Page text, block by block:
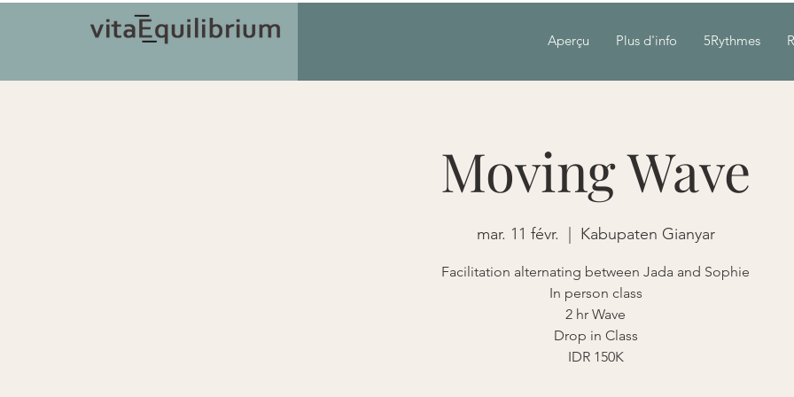
Aperçu Plus d'info 5Rythmes
Moving Wave
mar. 11 févr. Kabupaten Gianyar
Facilitation alternating between Jada and Sophie
In person class
2 hr Wave
Drop in Class
IDR 150K